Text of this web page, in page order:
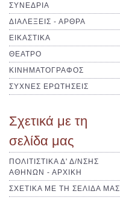
ΣΥΝΕΔΡΙΑ
ΔΙΑΛΕΞΕΙΣ - ΑΡΘΡΑ
ΕΙΚΑΣΤΙΚΑ
ΘΕΑΤΡΟ
ΚΙΝΗΜΑΤΟΓΡΑΦΟΣ
ΣΥΧΝΕΣ ΕΡΩΤΗΣΕΙΣ
Σχετικά με τη
σελίδα μας
ΠΟΛΙΤΙΣΤΙΚΑ Δ' Δ/ΝΣΗΣ
ΑΘΗΝΩΝ - ΑΡΧΙΚΗ
ΣΧΕΤΙΚΑ ΜΕ ΤΗ ΣΕΛΙΔΑ ΜΑΣ